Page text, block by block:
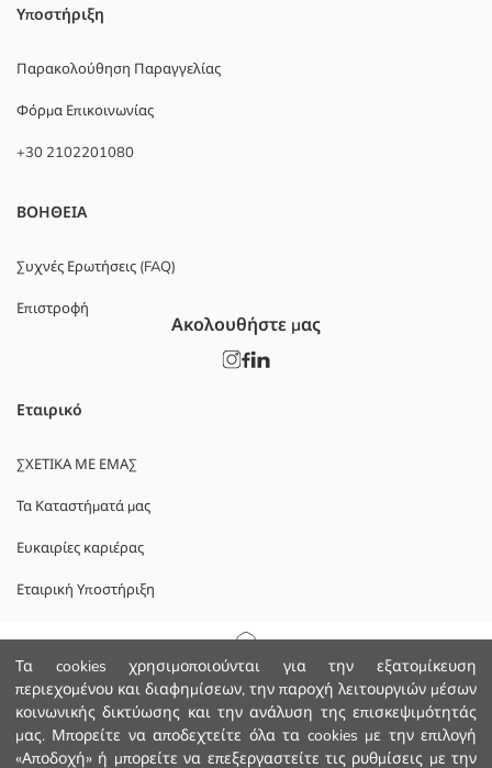
Τα cookies χρησιμοποιούνται για την εξατομίκευση
περιεχομένου και διαφημίσεων, την παροχή λειτουργιών μέσων
κοινωνικής δικτύωσης και την ανάλυση της επισκεψιμότητάς
μας. Μπορείτε να αποδεχτείτε όλα τα cookies με την επιλογή
«Αποδοχή» ή μπορείτε να επεξεργαστείτε τις ρυθμίσεις με την
Αρχική Σελίδα
Κατηγορίες
Το Καλάθι μου
Υποστήριξη
Παρακολούθηση Παραγγελίας
Φόρμα Επικοινωνίας
+30 2102201080
ΒΟΗΘΕΙΑ
Συχνές Ερωτήσεις (FAQ)
Επιστροφή
Εταιρικό
ΣΧΕΤΙΚΑ ΜΕ ΕΜΑΣ
Τα Καταστήματά μας
Ευκαιρίες καριέρας
Εταιρική Υποστήριξη
Πολιτική Απορρήτου και Ασφάλειας Δεδομένων
Οροι χρήσης
Ακολουθήστε μας